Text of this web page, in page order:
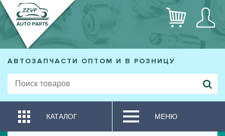
АВТОЗАПЧАСТИ ОПТОМ И В РОЗНИЦУ
КАТАЛОГ МЕНЮ